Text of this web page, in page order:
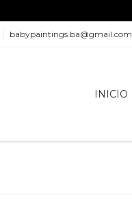
babypaintings.ba@gmail.com
INICIO